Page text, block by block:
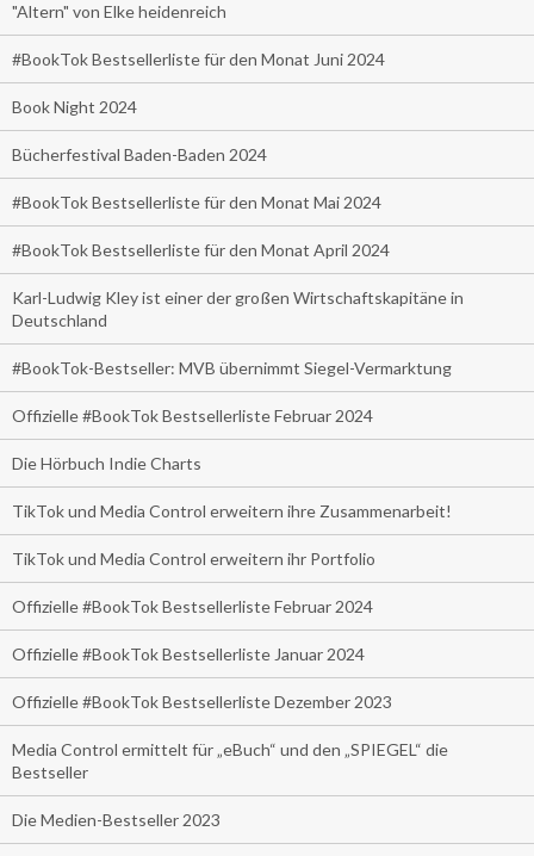
"Altern" von Elke heidenreich
#BookTok Bestsellerliste für den Monat Juni 2024
Book Night 2024
Bücherfestival Baden-Baden 2024
#BookTok Bestsellerliste für den Monat Mai 2024
#BookTok Bestsellerliste für den Monat April 2024
Karl-Ludwig Kley ist einer der großen Wirtschaftskapitäne in
Deutschland
#BookTok-Bestseller: MVB übernimmt Siegel-Vermarktung
Offizielle #BookTok Bestsellerliste Februar 2024
Die Hörbuch Indie Charts
TikTok und Media Control erweitern ihre Zusammenarbeit!
TikTok und Media Control erweitern ihr Portfolio
Offizielle #BookTok Bestsellerliste Februar 2024
Offizielle #BookTok Bestsellerliste Januar 2024
Offizielle #BookTok Bestsellerliste Dezember 2023
Media Control ermittelt für „eBuch“ und den „SPIEGEL“ die
Bestseller
Die Medien-Bestseller 2023